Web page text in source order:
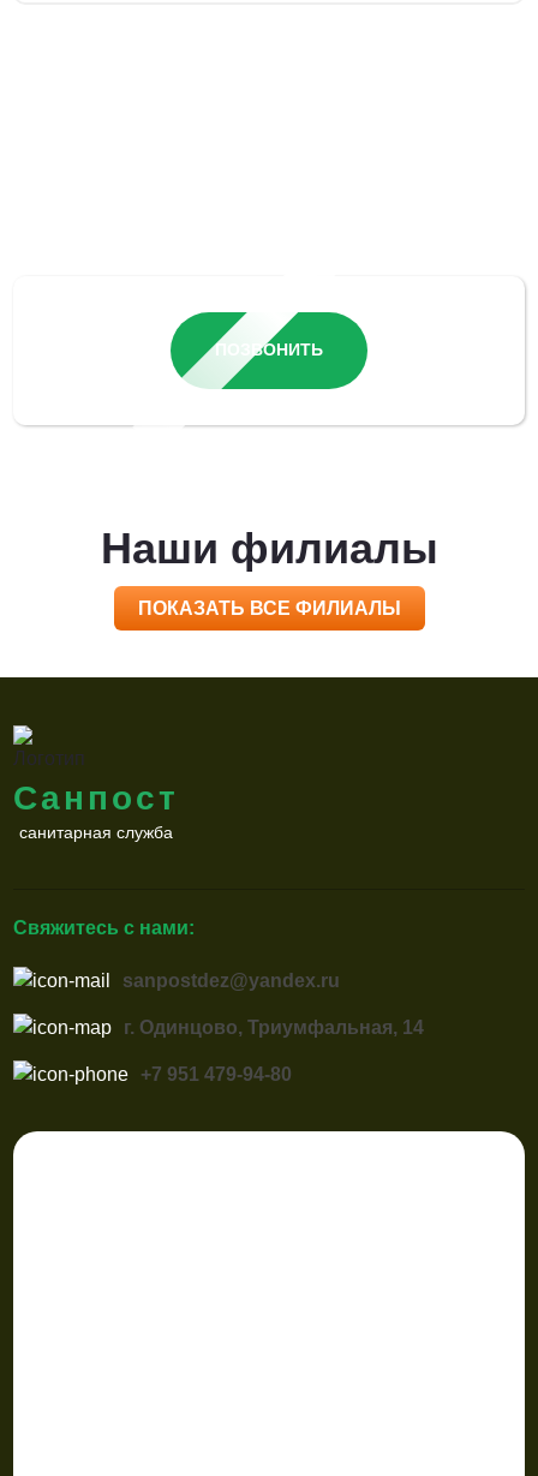
ПОЗВОНИТЬ
Наши филиалы
ПОКАЗАТЬ ВСЕ ФИЛИАЛЫ
Санпост
санитарная служба
Свяжитесь с нами:
sanpostdez@yandex.ru
г. Одинцово, Триумфальная, 14
+7 951 479-94-80